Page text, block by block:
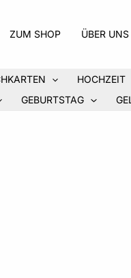
ZUM SHOP ÜBER UNS
HOCHZEIT
GEBURTSTAG